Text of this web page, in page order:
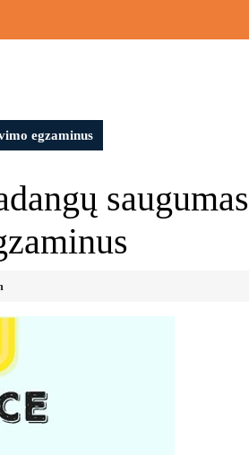
egzaminus
saugumas